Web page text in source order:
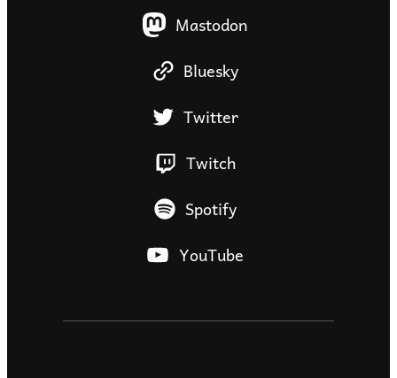
Mastodon
Bluesky
Twitter
Twitch
Spotify
YouTube